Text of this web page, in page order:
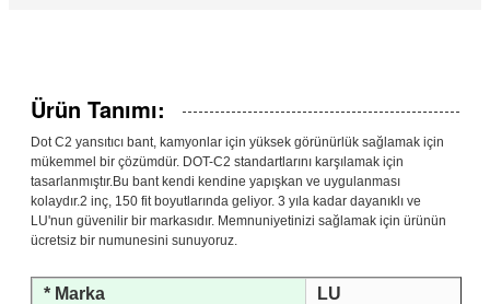
Ürün Tanımı:
Dot C2 yansıtıcı bant, kamyonlar için yüksek görünürlük sağlamak için
mükemmel bir çözümdür. DOT-C2 standartlarını karşılamak için
tasarlanmıştır.Bu bant kendi kendine yapışkan ve uygulanması
kolaydır.2 inç, 150 fit boyutlarında geliyor. 3 yıla kadar dayanıklı ve
LU'nun güvenilir bir markasıdır. Memnuniyetinizi sağlamak için ürünün
ücretsiz bir numunesini sunuyoruz.
* Marka LU